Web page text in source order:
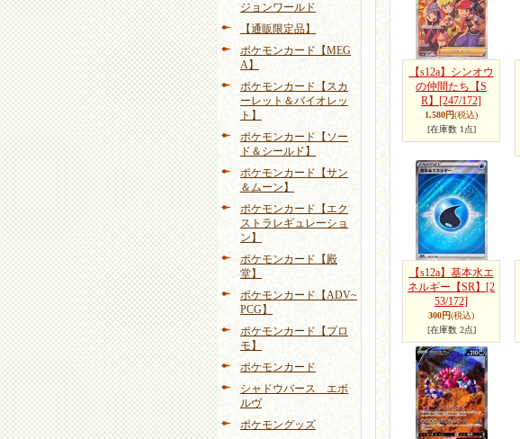
ジョンワールド
【通販限定品】
ポケモンカード【MEG
A】
ポケモンカード【スカ
ーレット＆バイオレッ
ト】
ポケモンカード【ソー
ド＆シールド】
ポケモンカード【サン
＆ムーン】
ポケモンカード【エク
ストラレギュレーショ
ン】
ポケモンカード【殿
堂】
ポケモンカード【ADV~
PCG】
ポケモンカード【プロ
モ】
ポケモンカード
シャドウバース エボ
ルヴ
ポケモングッズ
【s12a】シンオウ
の仲間たち【S
R】 [247/172]
1,580円(税込)
[在庫数 1点]
【s12a】基本水エ
ネルギー【SR】 [2
53/172]
300円(税込)
[在庫数 2点]